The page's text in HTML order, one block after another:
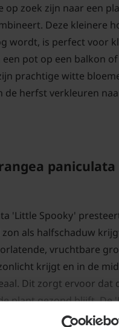
zoek zijn naar een
Deze kleinere
wordt, is perfect voor
pot op een balkon
prachtige witte
de herfst verkleuren
'Little Spooky'
als halfschaduw
vruchtbare
krijgt en in de
Dit zorgt ervoor dat
plant gezond blijft. De
jonge planten kunnen